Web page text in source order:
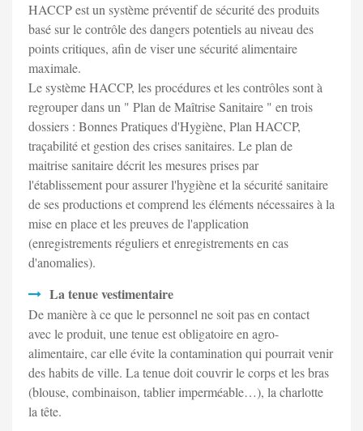
HACCP est un système préventif de sécurité des produits
basé sur le contrôle des dangers potentiels au niveau des
points critiques, afin de viser une sécurité alimentaire
maximale.
Le système HACCP, les procédures et les contrôles sont à
regrouper dans un " Plan de Maîtrise Sanitaire " en trois
dossiers : Bonnes Pratiques d'Hygiène, Plan HACCP,
traçabilité et gestion des crises sanitaires. Le plan de
maitrise sanitaire décrit les mesures prises par
l'établissement pour assurer l'hygiène et la sécurité sanitaire
de ses productions et comprend les éléments nécessaires à la
mise en place et les preuves de l'application
(enregistrements réguliers et enregistrements en cas
d'anomalies).
La tenue vestimentaire
De manière à ce que le personnel ne soit pas en contact
avec le produit, une tenue est obligatoire en agro-
alimentaire, car elle évite la contamination qui pourrait venir
des habits de ville. La tenue doit couvrir le corps et les bras
(blouse, combinaison, tablier imperméable…), la charlotte
la tête.